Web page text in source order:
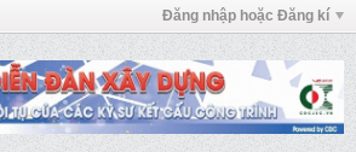
Đăng nhập hoặc Đăng kí